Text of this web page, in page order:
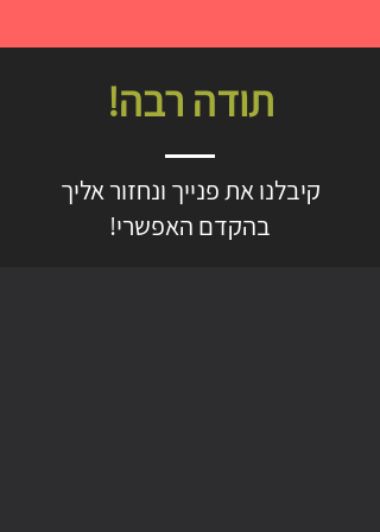
תודה רבה!
קיבלנו את פנייך ונחזור אליך
בהקדם האפשרי!